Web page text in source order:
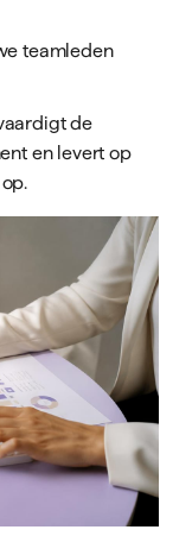
teamleden
de
en levert op